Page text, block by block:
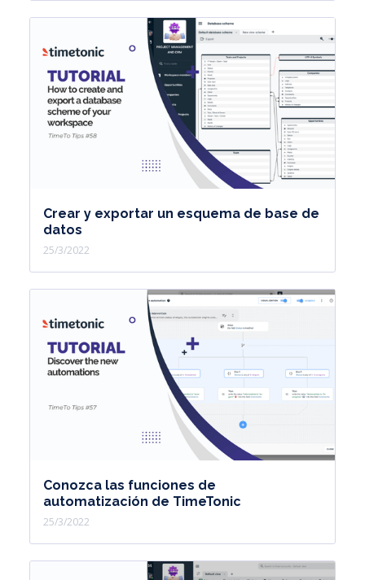
Crear y exportar un esquema de base de
datos
25/3/2022
Conozca las funciones de
automatización de TimeTonic
25/3/2022